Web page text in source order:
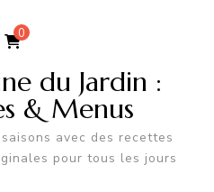
0
du Jardin :
& Menus
avec des recettes
pour tous les jours